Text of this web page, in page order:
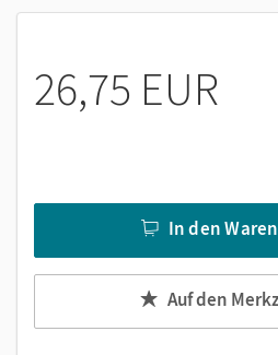
Bastelanleitungen, Rezepte
Tipps für einen
26,75 EUR
In den
Auf den